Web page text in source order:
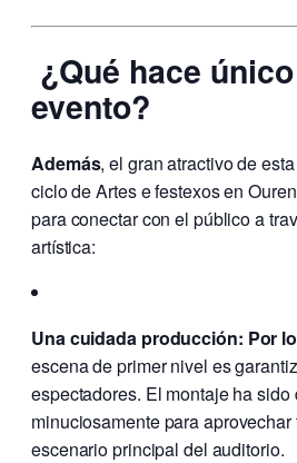
¿Qué hace
evento?
Además, el gran atractivo de
ciclo de Artes e festexos en
para conectar con el público a
artística:
Una cuidada producción: Por
escena de primer nivel es
espectadores. El montaje ha sido
minuciosamente para
escenario principal del auditorio.